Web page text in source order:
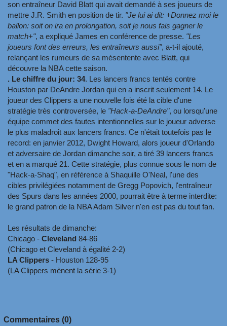
son entraîneur David Blatt qui avait demandé à ses joueurs de
mettre J.R. Smith en position de tir. "Je lui ai dit: +Donnez moi le
ballon: soit on ira en prolongation, soit je nous fais gagner le
match+", a expliqué James en conférence de presse. "Les
joueurs font des erreurs, les entraîneurs aussi", a-t-il ajouté,
relançant les rumeurs de sa mésentente avec Blatt, qui
découvre la NBA cette saison.
. Le chiffre du jour: 34. Les lancers francs tentés contre
Houston par DeAndre Jordan qui en a inscrit seulement 14. Le
joueur des Clippers a une nouvelle fois été la cible d'une
stratégie très controversée, le "Hack-a-DeAndre", ou lorsqu'une
équipe commet des fautes intentionnelles sur le joueur adverse
le plus maladroit aux lancers francs. Ce n'était toutefois pas le
record: en janvier 2012, Dwight Howard, alors joueur d'Orlando
et adversaire de Jordan dimanche soir, a tiré 39 lancers francs
et en a marqué 21. Cette stratégie, plus connue sous le nom de
"Hack-a-Shaq", en référence à Shaquille O'Neal, l'une des
cibles privilégiées notamment de Gregg Popovich, l'entraîneur
des Spurs dans les années 2000, pourrait être à terme interdite:
le grand patron de la NBA Adam Silver n'en est pas du tout fan.
Les résultats de dimanche:
Chicago - Cleveland 84-86
(Chicago et Cleveland à égalité 2-2)
LA Clippers - Houston 128-95
(LA Clippers mènent la série 3-1)
Commentaires (0)